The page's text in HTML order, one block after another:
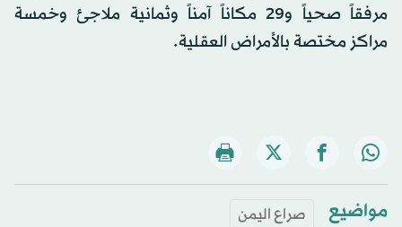
مرفقاً صحياً و29 مكاناً آمناً وثمانية ملاجئ وخمسة
مراكز مختصة بالأمراض العقلية.
مواضيع صراع اليمن